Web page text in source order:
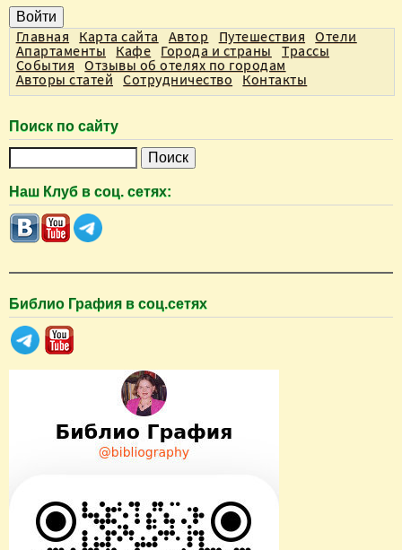
л
а
д
к
и
Главная Карта сайта Автор Путешествия
Отели
Апартаменты
Кафе Города и страны
Трассы
События
Отзывы об отелях по городам
Авторы статей
Сотрудничество Контакты
Поиск по сайту
и
с
к
Наш Клуб в соц. сетях:
Библио Графия в соц.сетях